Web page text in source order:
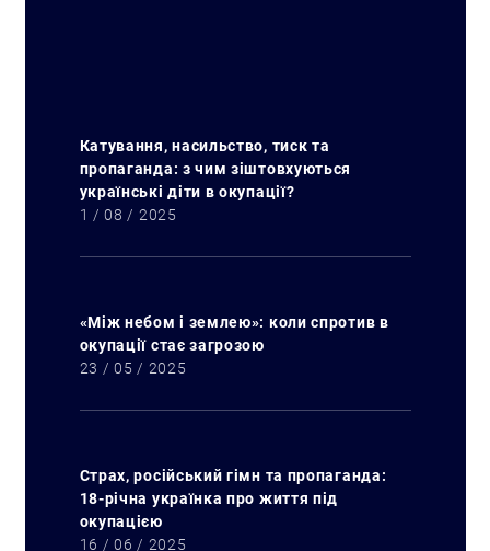
Катування, насильство, тиск та
пропаганда: з чим зіштовхуються
українські діти в окупації?
1 / 08 / 2025
«Між небом і землею»: коли спротив в
окупації стає загрозою
23 / 05 / 2025
Страх, російський гімн та пропаганда:
18-річна українка про життя під
окупацією
16 / 06 / 2025